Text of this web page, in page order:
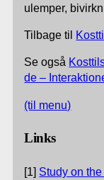
ulemper,
Tilbage til
Se også
de –
(til menu)
Links
[1] Study on